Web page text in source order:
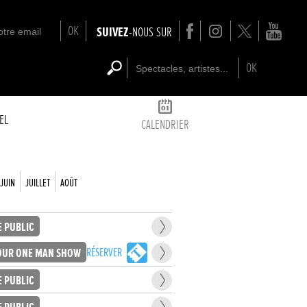
OK SUIVEZ-NOUS SUR
OK
CALENDRIER
JUIN JUILLET AOÛT
PUBLIC
ONE MAN SHOW RÉSERVER
PUBLIC